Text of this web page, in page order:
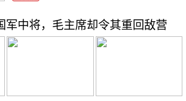
军中将，毛主席却令其重回敌营